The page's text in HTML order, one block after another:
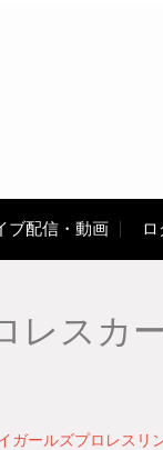
ブ配信・動画
スカ
ガールズプロレスリ